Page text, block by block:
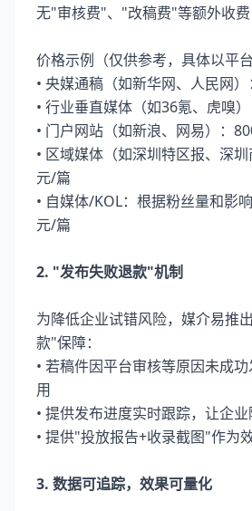
无"审核费"、"改稿费"等额外收费
价格示例（仅供参考，具体以平
• 央媒通稿（如新华网、人民网
• 行业垂直媒体（如36氪、虎嗅
• 门户网站（如新浪、网易）：
• 区域媒体（如深圳特区报、深
元/篇
• 自媒体/KOL：根据粉丝量和影
元/篇
2. "发布失败退款"机制
为降低企业试错风险，媒介易推
款"保障：
• 若稿件因平台审核等原因未成
用
• 提供发布进度实时跟踪，让企
• 提供"投放报告+收录截图"作为
3. 数据可追踪，效果可量化